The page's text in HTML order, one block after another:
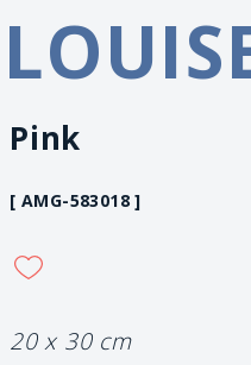
Pink
[ AMG-583018 ]
20 x 30 cm